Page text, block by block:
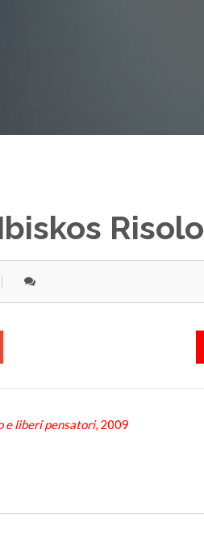
Risolo
e liberi pensatori, 2009